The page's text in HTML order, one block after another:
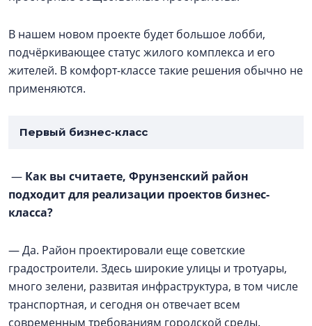
В нашем новом проекте будет большое лобби,
подчёркивающее статус жилого комплекса и его
жителей. В комфорт-классе такие решения обычно не
применяются.
Первый бизнес-класс
— Как вы считаете, Фрунзенский район
подходит для реализации проектов бизнес-
класса?
— Да. Район проектировали еще советские
градостроители. Здесь широкие улицы и тротуары,
много зелени, развитая инфраструктура, в том числе
транспортная, и сегодня он отвечает всем
современным требованиям городской среды.